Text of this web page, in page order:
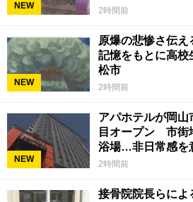
NEW 2時間前
NEW
原爆の悲惨さ伝
記憶をもとに高
松市
2時間前
NEW
アパホテルが岡
目オープン 市街
浴場…非日常感を
2時間前
接骨院院長らに